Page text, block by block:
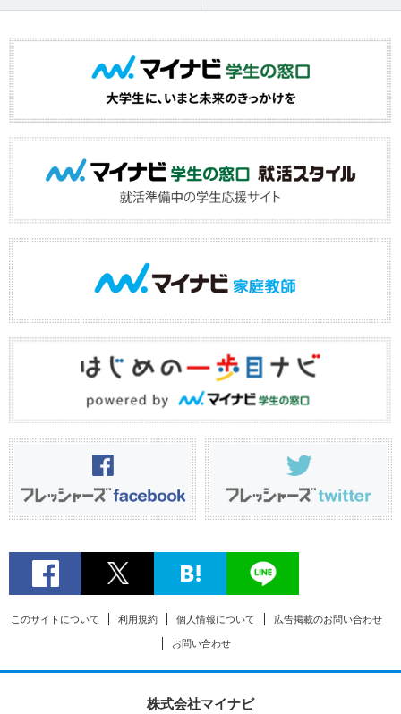
このサイトについて 利用規約 個人情報について 広告掲載のお問い合わせ
お問い合わせ
株式会社マイナビ